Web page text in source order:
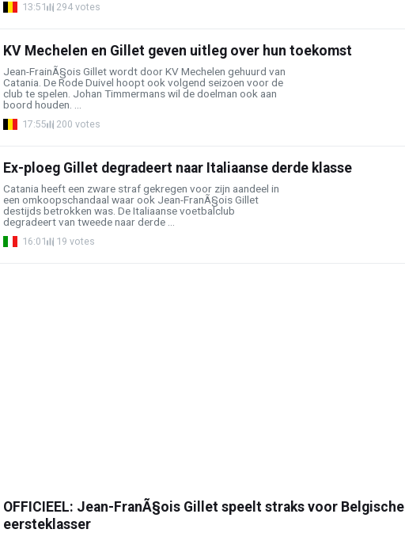
13:51 294 votes
KV Mechelen en Gillet geven uitleg over hun toekomst
Jean-FrainÃ§ois Gillet wordt door KV Mechelen gehuurd van
Catania. De Rode Duivel hoopt ook volgend seizoen voor de
club te spelen. Johan Timmermans wil de doelman ook aan
boord houden. ...
17:55 200 votes
Ex-ploeg Gillet degradeert naar Italiaanse derde klasse
Catania heeft een zware straf gekregen voor zijn aandeel in
een omkoopschandaal waar ook Jean-FranÃ§ois Gillet
destijds betrokken was. De Italiaanse voetbalclub
degradeert van tweede naar derde ...
16:01 19 votes
OFFICIEEL: Jean-FranÃ§ois Gillet speelt straks voor Belgische
eersteklasser